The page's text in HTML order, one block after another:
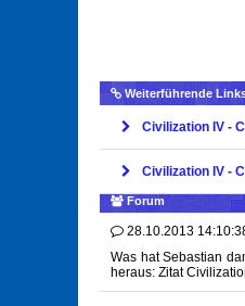
Weiterführende
Civilization IV -
Civilization IV -
Forum
28.10.2013
Was hat Sebastian
heraus: Zitat